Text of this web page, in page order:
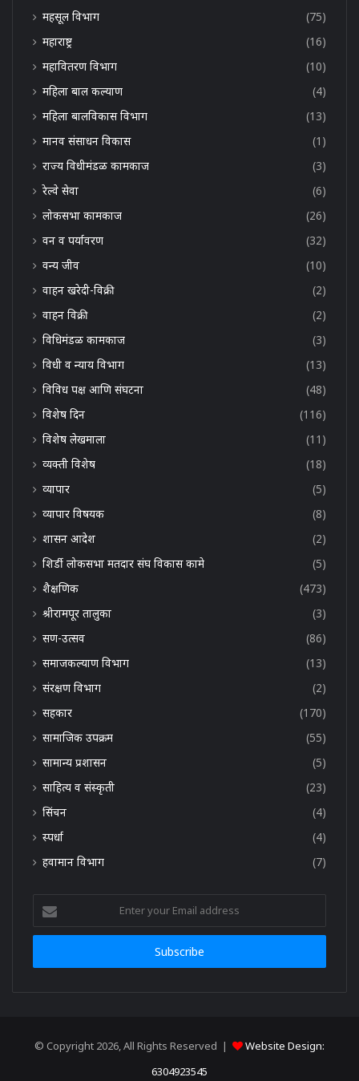
महसूल विभाग
(75)
महाराष्ट्र
(16)
महावितरण विभाग
(10)
महिला बाल कल्याण
(4)
महिला बालविकास विभाग
(13)
मानव संसाधन विकास
(1)
राज्य विधीमंडळ कामकाज
(3)
रेल्वे सेवा
(6)
लोकसभा कामकाज
(26)
वन व पर्यावरण
(32)
वन्य जीव
(10)
वाहन खरेदी-विक्री
(2)
वाहन विक्री
(2)
विधिमंडळ कामकाज
(3)
विधी व न्याय विभाग
(13)
विविध पक्ष आणि संघटना
(48)
विशेष दिन
(116)
विशेष लेखमाला
(11)
व्यक्ती विशेष
(18)
व्यापार
(5)
व्यापार विषयक
(8)
शासन आदेश
(2)
शिर्डी लोकसभा मतदार संघ विकास कामे
(5)
शैक्षणिक
(473)
श्रीरामपूर तालुका
(3)
सण-उत्सव
(86)
समाजकल्याण विभाग
(13)
संरक्षण विभाग
(2)
सहकार
(170)
सामाजिक उपक्रम
(55)
सामान्य प्रशासन
(5)
साहित्य व संस्कृती
(23)
सिंचन
(4)
स्पर्धा
(4)
हवामान विभाग
(7)
your
Email
© Copyright 2026, All Rights Reserved |
Website Design:
6304923545